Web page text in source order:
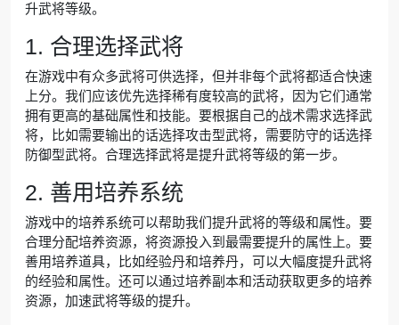
升武将等级。
1. 合理选择武将
在游戏中有众多武将可供选择，但并非每个武将都适合快速
上分。我们应该优先选择稀有度较高的武将，因为它们通常
拥有更高的基础属性和技能。要根据自己的战术需求选择武
将，比如需要输出的话选择攻击型武将，需要防守的话选择
防御型武将。合理选择武将是提升武将等级的第一步。
2. 善用培养系统
游戏中的培养系统可以帮助我们提升武将的等级和属性。要
合理分配培养资源，将资源投入到最需要提升的属性上。要
善用培养道具，比如经验丹和培养丹，可以大幅度提升武将
的经验和属性。还可以通过培养副本和活动获取更多的培养
资源，加速武将等级的提升。